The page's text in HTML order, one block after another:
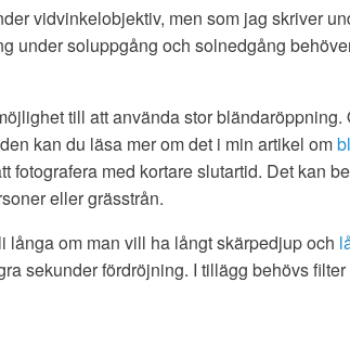
vidvinkelobjektiv, men som jag skriver
under soluppgång och solnedgång
till att använda stor bländaröppning.
kan du läsa mer om det i min artikel om
fotografera med kortare slutartid. Det kan
eller grässtrån.
långa om man vill ha långt skärpedjup och
sekunder fördröjning. I tillägg behövs